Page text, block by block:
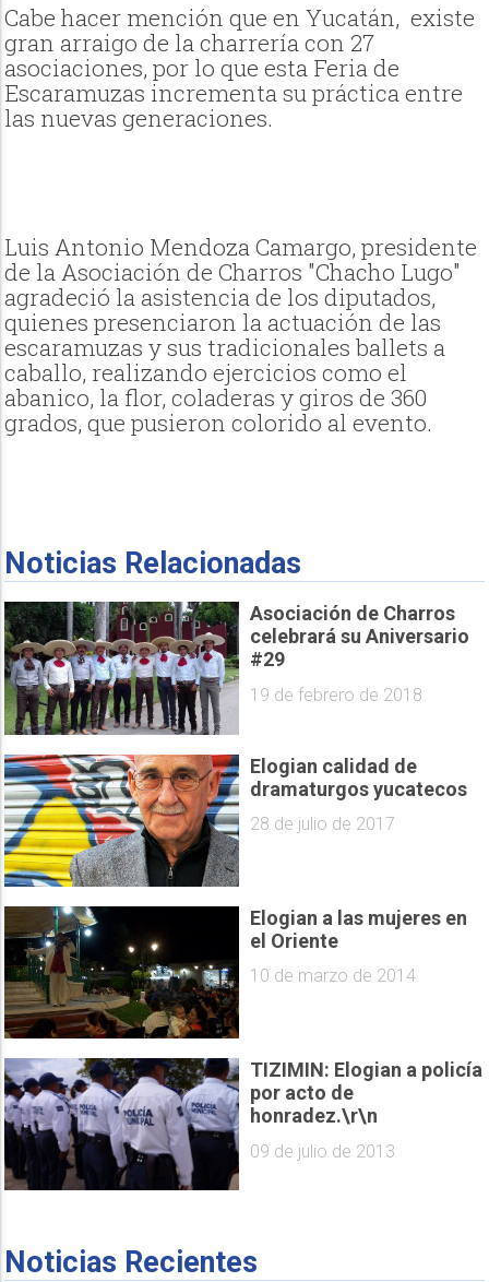
Cabe hacer mención que en Yucatán, existe
gran arraigo de la charrería con 27
asociaciones, por lo que esta Feria de
Escaramuzas incrementa su práctica entre
las nuevas generaciones.
Luis Antonio Mendoza Camargo, presidente
de la Asociación de Charros "Chacho Lugo"
agradeció la asistencia de los diputados,
quienes presenciaron la actuación de las
escaramuzas y sus tradicionales ballets a
caballo, realizando ejercicios como el
abanico, la flor, coladeras y giros de 360
grados, que pusieron colorido al evento.
Noticias Relacionadas
Asociación de Charros
celebrará su Aniversario
#29
19 de febrero de 2018
Elogian calidad de
dramaturgos yucatecos
28 de julio de 2017
Elogian a las mujeres en
el Oriente
10 de marzo de 2014
TIZIMIN: Elogian a policía
por acto de
honradez.\r\n
09 de julio de 2013
Noticias Recientes